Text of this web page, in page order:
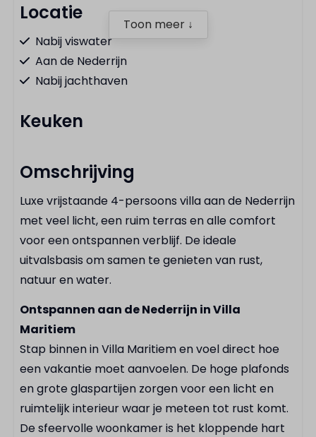
Locatie
Nabij viswater
Aan de Nederrijn
Nabij jachthaven
Keuken
Vaatwasser
Combimagnetron
Waterkoker
Bestek
Pannenset
Broodrooster
Koffiecupmachine
Koelkast
Badkamer
Inloop regendouche
Dubbele wastafel
Toon meer ↓
Omschrijving
Luxe vrijstaande 4-persoons villa aan de Nederrijn
met veel licht, een ruim terras en alle comfort
voor een ontspannen verblijf. De ideale
uitvalsbasis om samen te genieten van rust,
natuur en water.
Ontspannen aan de Nederrijn in Villa
Maritiem
Stap binnen in Villa Maritiem en voel direct hoe
een vakantie moet aanvoelen. De hoge plafonds
en grote glaspartijen zorgen voor een licht en
ruimtelijk interieur waar je meteen tot rust komt.
De sfeervolle woonkamer is het kloppende hart